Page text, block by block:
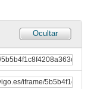
Ocultar
placa Unesco
Imaxes do comezo do acto e da chegada das autoridades